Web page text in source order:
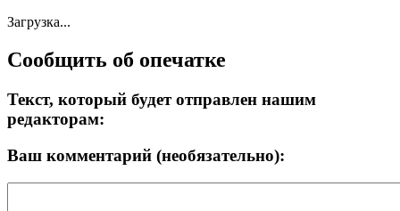
Загрузка...
Сообщить об опечатке
Текст, который будет отправлен нашим
редакторам:
Ваш комментарий (необязательно):